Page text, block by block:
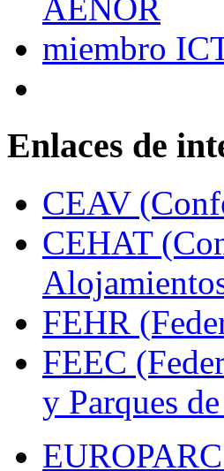
Enlaces de
CEAV
CEHAT
FEHR
FEEC
y Parques